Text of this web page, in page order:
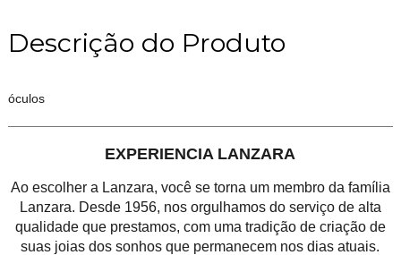
Descrição do Produto
óculos
EXPERIENCIA LANZARA
Ao escolher a Lanzara, você se torna um membro da família
Lanzara. Desde 1956, nos orgulhamos do serviço de alta
qualidade que prestamos, com uma tradição de criação de
suas joias dos sonhos que permanecem nos dias atuais.